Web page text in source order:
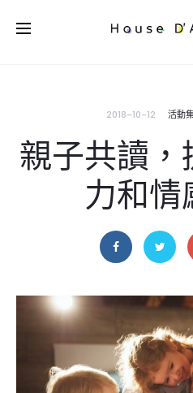
2018-10-12 活動
親子共讀
力和情